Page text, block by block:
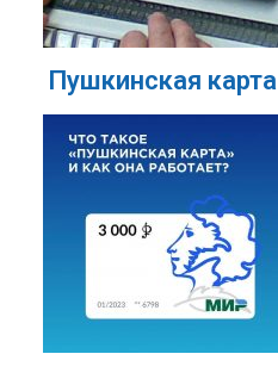
Пушкинская карта